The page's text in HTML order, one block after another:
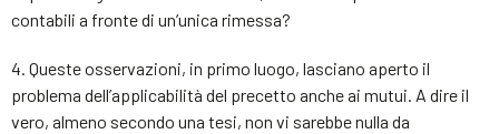
contabili a fronte di un’unica rimessa?
4. Queste osservazioni, in primo luogo, lasciano aperto il
problema dell’applicabilità del precetto anche ai mutui. A dire il
vero, almeno secondo una tesi, non vi sarebbe nulla da